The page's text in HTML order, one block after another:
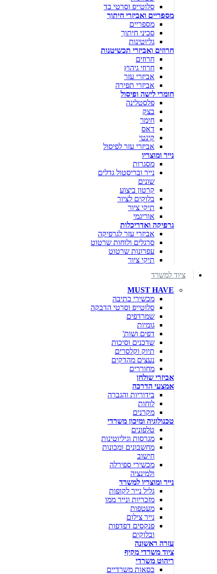
סלוטייפ וסרטי בד
מספריים ואביזרי חיתוך
מספריים
סכיני חיתוך
גליוטינות
חרוזים ואביזרי תכשיטנות
חרוזים
חרוזי גיהוץ
אביזרי עזר
אביזרי תפירה
חומרי לישה ופיסול
פלסטלינה
בצק
חימר
דאס
קינטי
אביזרי עזר לפיסול
נייר ומוצריו
מסגרות
נייר ובריסטול גדלים
שונים
קרטון ביצוע
בלוקים לציור
תיקי ציור
אוריגמי
גרפיקה ואדריכלות
אביזרי עזר לגרפיקה
סרגלים ולוחות שרטוט
עפרונות שרטוט
תיקי ציור
ציוד למשרד
MUST HAVE
מכשירי כתיבה
סלוטייפ וסרטי הדבקה
שמרדפים
גומיות
דפים ושות'
שדכנים וסיכות
תיוק וקלסרים
נעצים מהדקים
מחוררים
אביזרי שולחן
אמצעי הדרכה
בידוריות והגברה
לוחות
מקרנים
טכנולוגיה ומיכון משרדי
טלפונים
מגרסות וגיליוטינות
מחשבונים ומכונות
חישוב
מכשירי ספירלה
ולמינציה
נייר ומוצריו למשרד
גליל נייר לקופות
מזכריות ונייר ממו
מעטפות
נייר צילום
פנקסים דפדפות
ובלוקים
עזרה ראשונה
ציוד משרדי מקיף
ריהוט משרדי
כסאות משרדיים